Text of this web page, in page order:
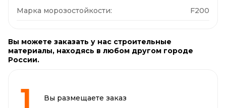
Марка морозостойкости: F200
Вы можете заказать у нас строительные
материалы, находясь в любом другом городе
России.
Вы размещаете заказ